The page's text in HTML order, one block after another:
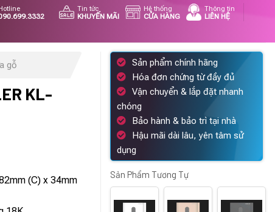
Tin tức
KHUYẾN MÃI
Hệ thống
CỬA HÀNG
Thông tin
LIÊN HỆ
gỗ
KL-
(C) x 34mm
Sản phẩm chính hãng
Hóa đơn chứng từ đầy đủ
Vận chuyển & lắp đặt nhanh
chóng
Bảo hành & bảo trì tại nhà
Hậu mãi dài lâu, yên tâm sử
dụng
Sản Phẩm Tương Tự